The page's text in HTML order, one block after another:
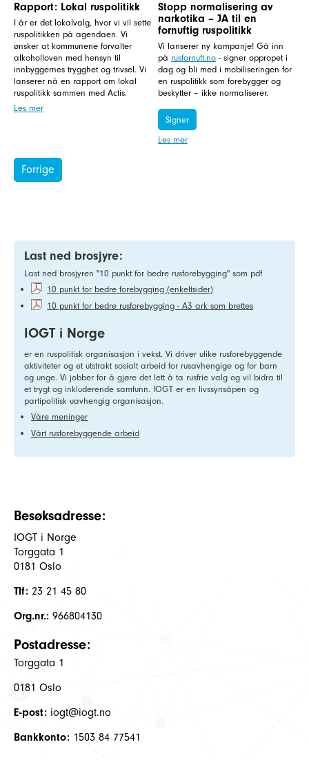
Rapport: Lokal ruspolitikk
I år er det lokalvalg, hvor vi vil sette
ruspolitikken på agendaen. Vi
ønsker at kommunene forvalter
alkoholloven med hensyn til
innbyggernes trygghet og trivsel. Vi
lanserer nå en rapport om lokal
ruspolitikk sammen med Actis.
Les mer
Stopp normalisering av
narkotika – JA til en
fornuftig ruspolitikk
Vi lanserer ny kampanje! Gå inn
på rusfornuft.no - signer oppropet i
dag og bli med i mobiliseringen for
en ruspolitikk som forebygger og
beskytter – ikke normaliserer.
Signer
Les mer
Forrige
Last ned brosjyre:
Last ned brosjyren "10 punkt for bedre rusforebygging" som pdf
10 punkt for bedre forebygging (enkeltsider)
10 punkt for bedre rusforebygging - A3 ark som brettes
IOGT i Norge
er en ruspolitisk organisasjon i vekst. Vi driver ulike rusforebyggende
aktiviteter og et utstrakt sosialt arbeid for rusavhengige og for barn
og unge. Vi jobber for å gjøre det lett å ta rusfrie valg og vil bidra til
et trygt og inkluderende samfunn. IOGT er en livssynsåpen og
partipolitisk uavhengig organisasjon.
Våre meninger
Vårt rusforebyggende arbeid
Besøksadresse:
IOGT i Norge
Torggata 1
0181 Oslo
Tlf: 23 21 45 80
Org.nr.: 966804130
Postadresse:
Torggata 1
0181 Oslo
E-post: iogt@iogt.no
Bankkonto: 1503 84 77541